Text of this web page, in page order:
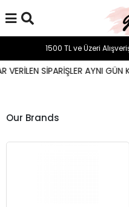
SİPARİŞLER AYNI GÜN
1500 TL ve Üzeri
Our Brands